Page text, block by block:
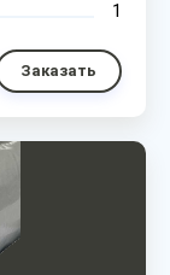
1
Заказать